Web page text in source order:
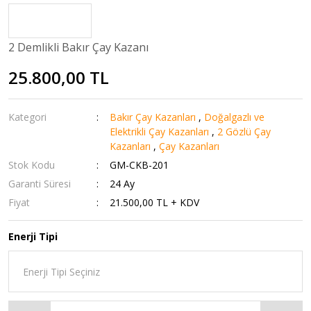
2 Demlikli Bakır Çay Kazanı
25.800,00 TL
Kategori Bakır Çay Kazanları , Doğalgazlı ve
Elektrikli Çay Kazanları , 2 Gözlü Çay
Kazanları ,Çay Kazanları
Stok Kodu
GM-CKB-201
Garanti Süresi
24 Ay
Fiyat
21.500,00 TL + KDV
Enerji Tipi